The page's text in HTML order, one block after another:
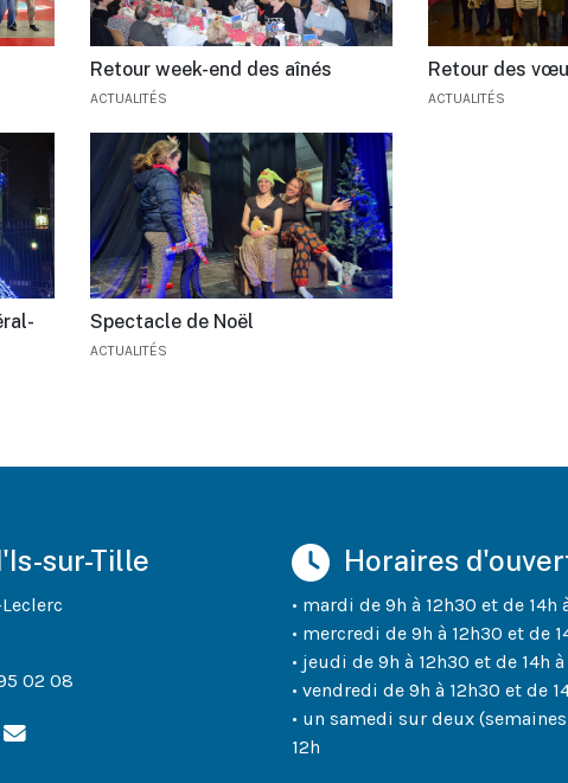
Retour week-end des aînés
ACTUALITÉS
Retour des
ACTUALITÉS
Spectacle de Noël
ACTUALITÉS
sur-Tille
02 08
Horaires
• mardi de 9h à 12h30 et de 14h
• mercredi de 9h à 12h30 et de
• jeudi de 9h à 12h30 et de 14h
• vendredi de 9h à 12h30 et de
• un samedi sur deux
12h